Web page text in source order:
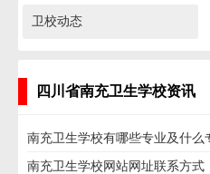
卫校动态
四川省南充卫生学校资讯
南充卫生学校有哪些专业及什么
南充卫生学校网站网址联系方式